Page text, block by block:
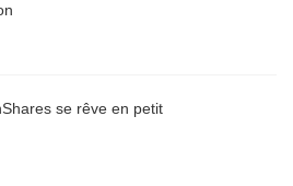
se rêve en petit